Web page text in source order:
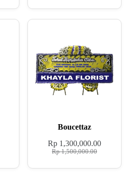
Boucettaz
Rp1,500,000.00
Rp 1,300,000.00